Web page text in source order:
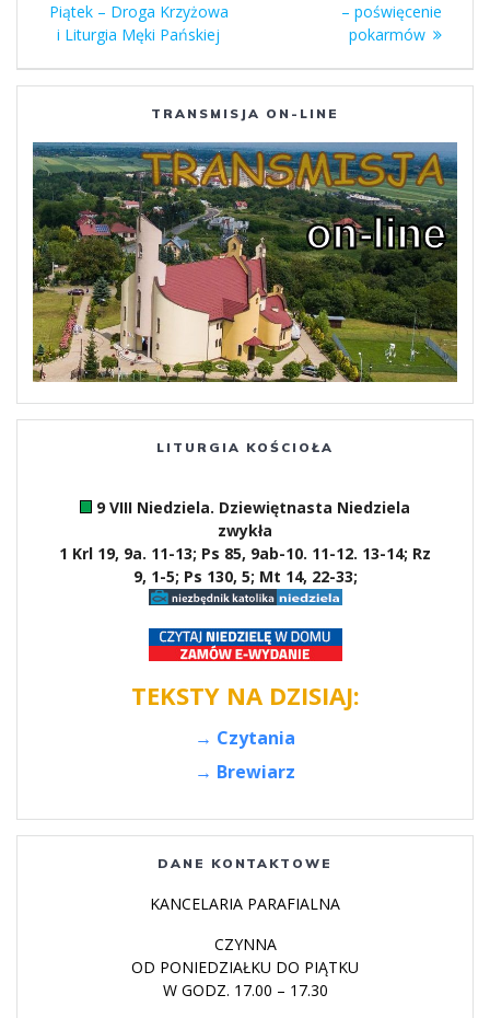
wpisu
wpis:
Piątek – Droga Krzyżowa
i Liturgia Męki Pańskiej
wpis:
– poświęcenie
pokarmów
TRANSMISJA ON-LINE
LITURGIA KOŚCIOŁA
9 VIII Niedziela. Dziewiętnasta Niedziela
zwykła
1 Krl 19, 9a. 11-13; Ps 85, 9ab-10. 11-12. 13-14; Rz
9, 1-5; Ps 130, 5; Mt 14, 22-33;
TEKSTY NA DZISIAJ:
→ Czytania
→ Brewiarz
DANE KONTAKTOWE
KANCELARIA PARAFIALNA
CZYNNA
OD PONIEDZIAŁKU DO PIĄTKU
W GODZ. 17.00 – 17.30